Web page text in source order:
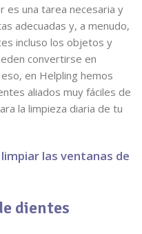
es una tarea necesaria y
adecuadas y, a menudo,
incluso los objetos y
convertirse en
en Helpling hemos
aliados muy fáciles de
la limpieza diaria de tu
limpiar las ventanas de
dientes